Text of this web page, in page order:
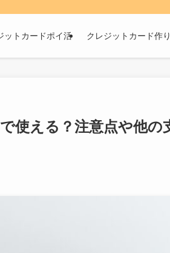
ットカードポイ活 クレジットカード作
使える？注意点や他の